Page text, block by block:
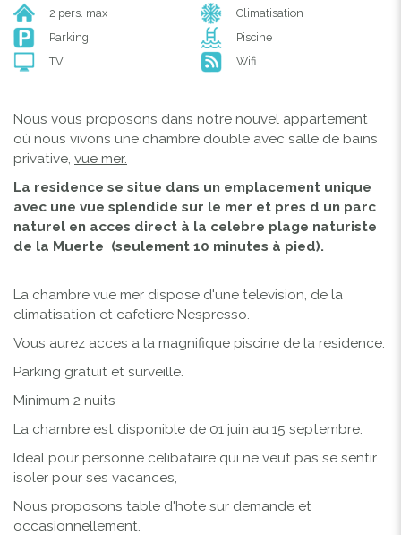
2 pers. max
Climatisation
Parking
Piscine
TV
Wifi
Nous vous proposons dans notre nouvel appartement
où nous vivons une chambre double avec salle de bains
privative, vue mer.
La residence se situe dans un emplacement unique
avec une vue splendide sur le mer et pres d un parc
naturel en acces direct à la celebre plage naturiste
de la Muerte (seulement 10 minutes à pied).
La chambre vue mer dispose d'une television, de la
climatisation et cafetiere Nespresso.
Vous aurez acces a la magnifique piscine de la residence.
Parking gratuit et surveille.
Minimum 2 nuits
La chambre est disponible de 01 juin au 15 septembre.
Ideal pour personne celibataire qui ne veut pas se sentir
isoler pour ses vacances,
Nous proposons table d'hote sur demande et
occasionnellement.